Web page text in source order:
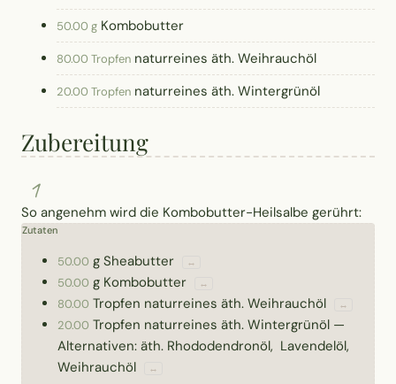
50.00 g Kombobutter
80.00 Tropfen naturreines äth. Weihrauchöl
20.00 Tropfen naturreines äth. Wintergrünöl
Zubereitung
1
So angenehm wird die Kombobutter-Heilsalbe gerührt:
Zutaten
50.00 g Sheabutter ↔
50.00 g Kombobutter ↔
80.00 Tropfen naturreines äth. Weihrauchöl ↔
20.00 Tropfen naturreines äth. Wintergrünöl —
Alternativen: äth. Rhododendronöl, Lavendelöl,
Weihrauchöl
↔